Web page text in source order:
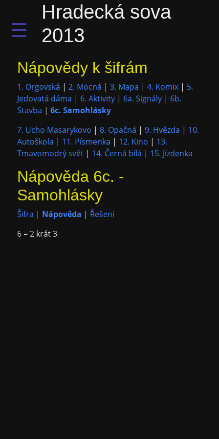
☰
Hradecká sova
2013
Nápovědy k šifrám
1. Orgovská | 2. Mocná | 3. Mapa | 4. Komix | 5.
Jedovatá dáma | 6. Aktivity | 6a. Signály | 6b.
Stavba | 6c. Samohlásky
7. Ucho Masarykovo | 8. Opačná | 9. Hvězda | 10.
Autoškola | 11. Písmenka | 12. Kino | 13.
Tmavomodrý svět | 14. Černá bílá | 15. Jízdenka
Nápověda 6c. -
Samohlásky
Šifra | Nápověda | Řešení
6 = 2 krát 3